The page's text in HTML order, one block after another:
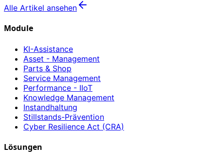
Alle Artikel ansehen
Module
KI-Assistance
Asset - Management
Parts & Shop
Service Management
Performance - IIoT
Knowledge Management
Instandhaltung
Stillstands-Prävention
Cyber Resilience Act (CRA)
Lösungen